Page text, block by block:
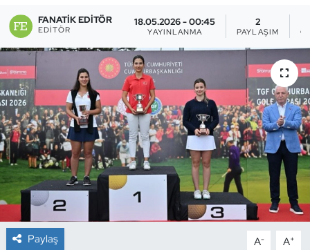
FANATIK EDITÖR
EDITÖR
18.05.2026 - 00:45
YAYINLANMA
2
PAYLAŞIM
Paylaş A- A+
Briç
Buz Hokeyi
Buz Pateni
Çim Hokeyi
Cimnastik
Curling
Dağcılık